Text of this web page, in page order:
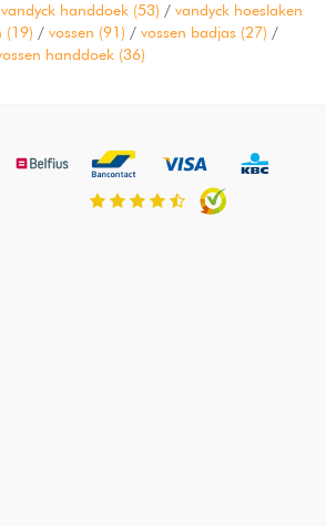
vandyck handdoek (53) / vandyck hoeslaken
(19) / vossen (91) / vossen badjas (27) /
handdoek (36)